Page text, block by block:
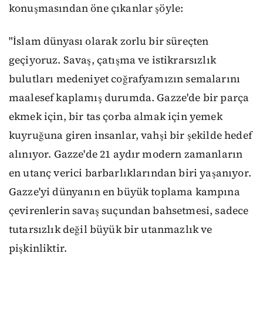
konuşmasından öne çıkanlar şöyle:
"İslam dünyası olarak zorlu bir süreçten
geçiyoruz. Savaş, çatışma ve istikrarsızlık
bulutları medeniyet coğrafyamızın semalarını
maalesef kaplamış durumda. Gazze'de bir parça
ekmek için, bir tas çorba almak için yemek
kuyruğuna giren insanlar, vahşi bir şekilde hedef
alınıyor. Gazze'de 21 aydır modern zamanların
en utanç verici barbarlıklarından biri yaşanıyor.
Gazze'yi dünyanın en büyük toplama kampına
çevirenlerin savaş suçundan bahsetmesi, sadece
tutarsızlık değil büyük bir utanmazlık ve
pişkinliktir.